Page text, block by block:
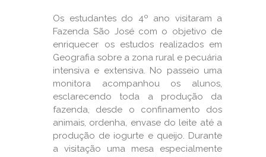
Os estudantes do 4º ano visitaram a
Fazenda São José com o objetivo de
enriquecer os estudos realizados em
Geografia sobre a zona rural e pecuária
intensiva e extensiva. No passeio uma
monitora acompanhou os alunos,
esclarecendo toda a produção da
fazenda, desde o confinamento dos
animais, ordenha, envase do leite até a
produção de iogurte e queijo. Durante
a visitação uma mesa especialmente